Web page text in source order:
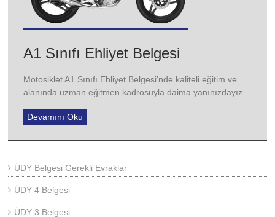
Direksiyon
hizmetiA1 Sınıfı Ehliyet Belgesi
Motosiklet A1 Sınıfı Ehliyet Belgesi’nde kaliteli eğitim ve
alanında uzman eğitmen kadrosuyla daima yanınızdayız.
Devamını Oku
ÜDY Belgesi Gerekli Evraklar
ÜDY 4 Belgesi
ÜDY 3 Belgesi